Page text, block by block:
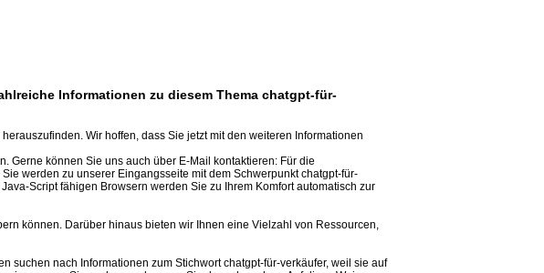
Informationen zu diesem Thema chatgpt-für-
Wir hoffen, dass Sie jetzt mit den weiteren Informationen
Gerne können Sie uns auch über E-Mail kontaktieren: Für die
werden zu unserer Eingangsseite mit dem Schwerpunkt chatgpt-für-
Script fähigen Browsern werden Sie zu Ihrem Komfort automatisch zur
können. Darüber hinaus bieten wir Ihnen eine Vielzahl von Ressourcen,
suchen nach Informationen zum Stichwort chatgpt-für-verkäufer, weil sie auf